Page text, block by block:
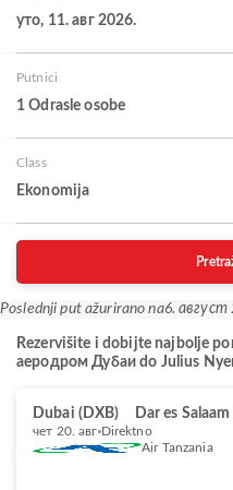
уто, 11. авг 2026.
Putnici
1 Odrasle osobe
Class
Ekonomija
Poslednji put ažurirano na6.
Rezervišite i dobijte najbolje
аеродром Дубаи do Julius
Dubai (DXB) Dar es
чет 20. авг Direktno
Air Tanzania